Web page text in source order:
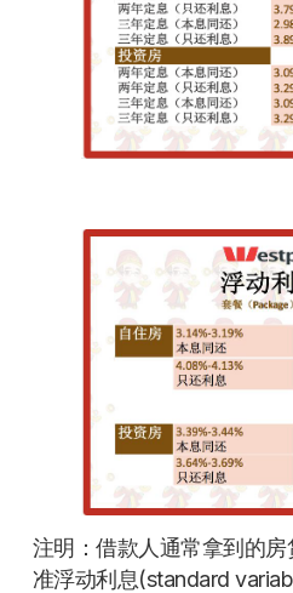
注明：借款人通常拿到的
准浮动利息(standard